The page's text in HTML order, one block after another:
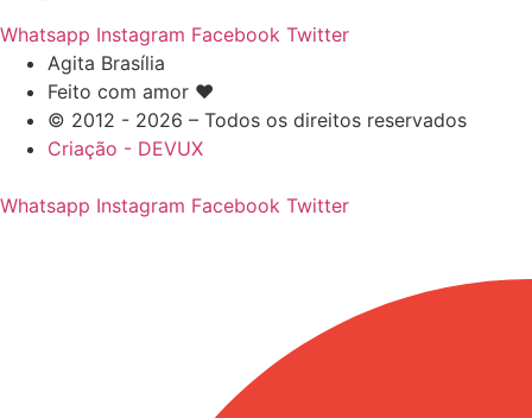
Whatsapp Instagram Facebook Twitter
Agita Brasília
Feito com amor ❤️
© 2012 - 2026 – Todos os direitos reservados
Criação - DEVUX
Whatsapp Instagram Facebook Twitter